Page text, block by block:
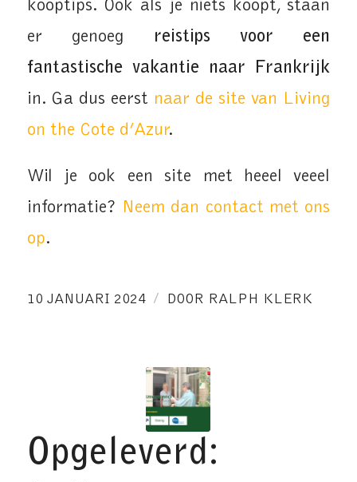
kooptips. Ook als je niets koopt, staan
er genoeg
reistips voor een
fantastische vakantie naar Frankrijk
in. Ga dus eerst naar de site van Living
on the Cote d’Azur.
Wil je ook een site met heeel veeel
informatie? Neem dan contact met ons
op.
10 JANUARI 2024 / DOOR RALPH KLERK
Opgeleverd: